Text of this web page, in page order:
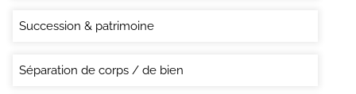
Succession & patrimoine
Séparation de corps / de bien